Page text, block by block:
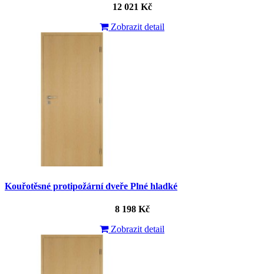
12 021 Kč
Zobrazit detail
Kouřotěsné protipožární dveře Plné hladké
8 198 Kč
Zobrazit detail